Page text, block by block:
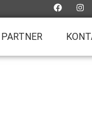
PARTNER